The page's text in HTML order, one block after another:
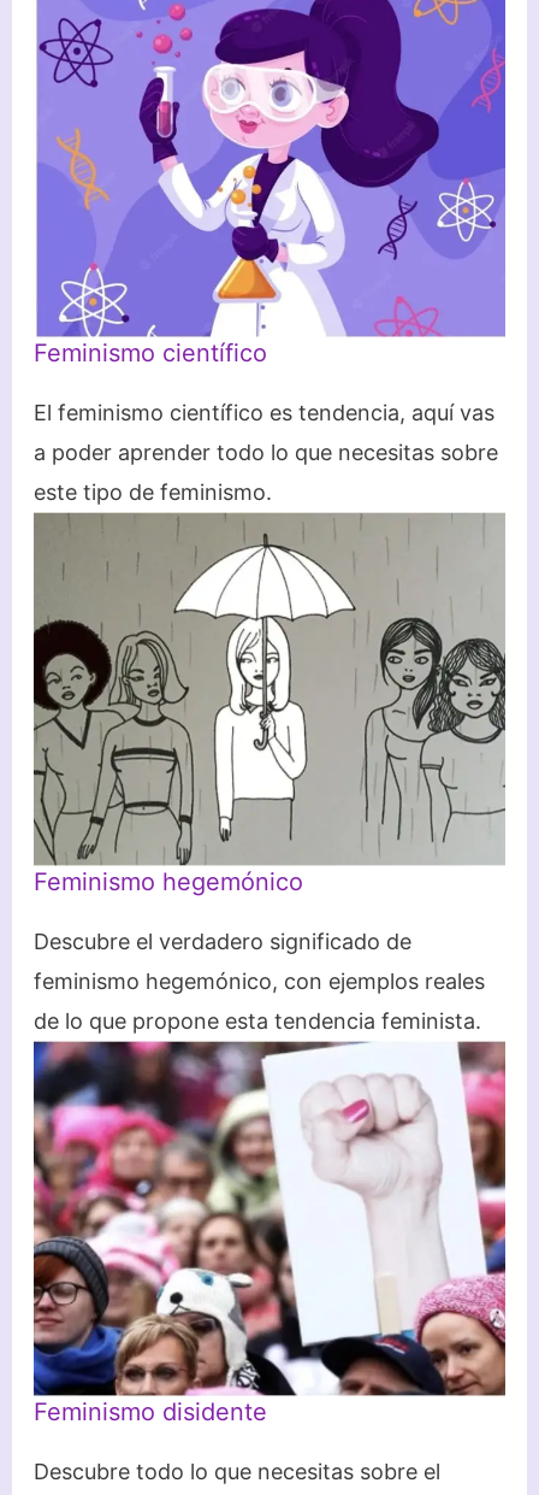
Feminismo científico
El feminismo científico es tendencia, aquí vas
a poder aprender todo lo que necesitas sobre
este tipo de feminismo.
Feminismo hegemónico
Descubre el verdadero significado de
feminismo hegemónico, con ejemplos reales
de lo que propone esta tendencia feminista.
Feminismo disidente
Descubre todo lo que necesitas sobre el